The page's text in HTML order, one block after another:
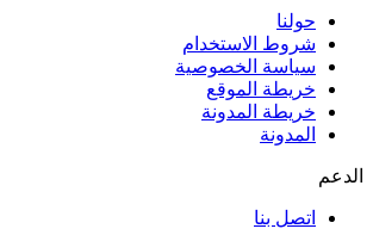
حولنا
شروط الاستخدام
سياسة الخصوصية
خريطة الموقع
خريطة المدونة
المدونة
الدعم
اتصل بنا